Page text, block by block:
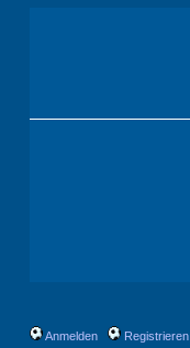
Anmelden Registrieren